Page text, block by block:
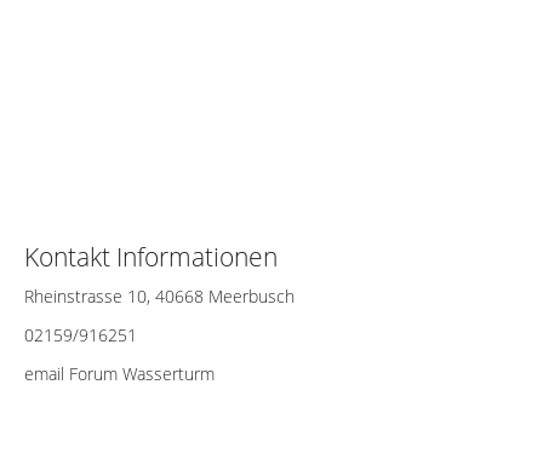
Kontakt Informationen
Rheinstrasse 10, 40668 Meerbusch
02159/916251
email Forum Wasserturm